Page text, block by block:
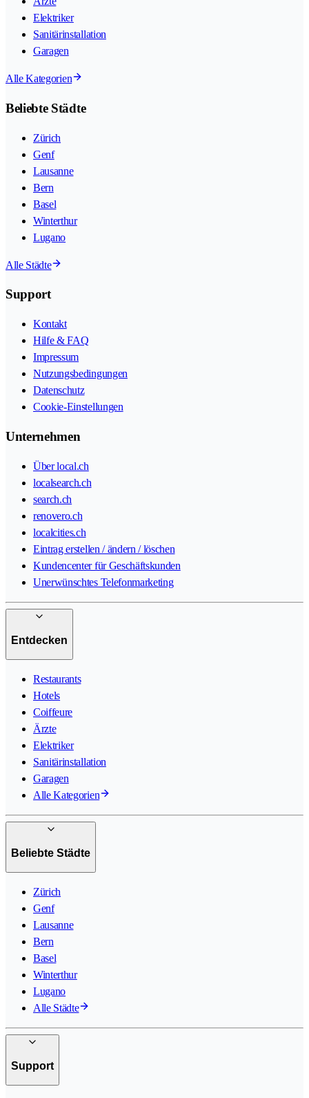
Elektriker
Sanitärinstallation
Garagen
Alle Kategorien
Beliebte Städte
Zürich
Genf
Lausanne
Bern
Basel
Winterthur
Lugano
Alle Städte
Support
Kontakt
Hilfe & FAQ
Impressum
Nutzungsbedingungen
Datenschutz
Cookie-Einstellungen
Unternehmen
Über local.ch
localsearch.ch
search.ch
renovero.ch
localcities.ch
Eintrag erstellen / ändern / löschen
Kundencenter für Geschäftskunden
Unerwünschtes Telefonmarketing
Entdecken
Restaurants
Hotels
Coiffeure
Ärzte
Elektriker
Sanitärinstallation
Garagen
Alle Kategorien
Beliebte Städte
Zürich
Genf
Lausanne
Bern
Basel
Winterthur
Lugano
Alle Städte
Support